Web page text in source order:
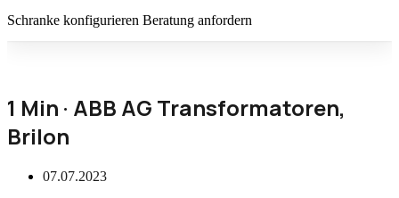
Schranke konfigurieren Beratung anfordern
1 Min · ABB AG Transformatoren,
Brilon
07.07.2023